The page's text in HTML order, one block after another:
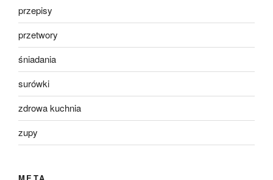
przepisy
przetwory
śniadania
surówki
zdrowa kuchnia
zupy